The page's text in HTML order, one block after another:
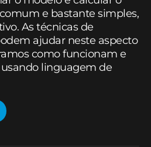
e bastante simples,
As técnicas de
ajudar neste aspecto
como funcionam e
linguagem de